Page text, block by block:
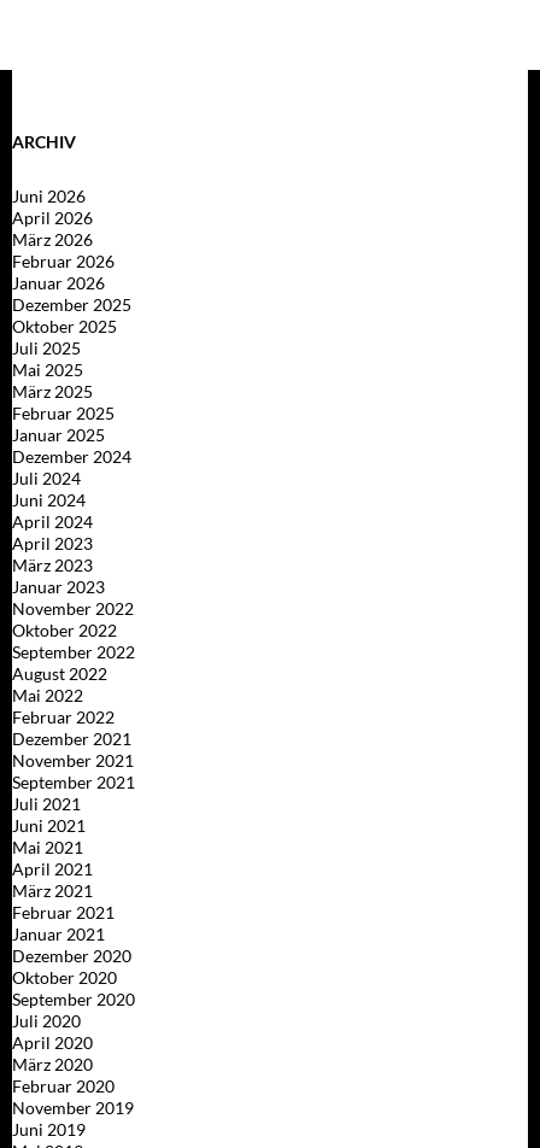
ARCHIV
Juni 2026
April 2026
März 2026
Februar 2026
Januar 2026
Dezember 2025
Oktober 2025
Juli 2025
Mai 2025
März 2025
Februar 2025
Januar 2025
Dezember 2024
Juli 2024
Juni 2024
April 2024
April 2023
März 2023
Januar 2023
November 2022
Oktober 2022
September 2022
August 2022
Mai 2022
Februar 2022
Dezember 2021
November 2021
September 2021
Juli 2021
Juni 2021
Mai 2021
April 2021
März 2021
Februar 2021
Januar 2021
Dezember 2020
Oktober 2020
September 2020
Juli 2020
April 2020
März 2020
Februar 2020
November 2019
Juni 2019